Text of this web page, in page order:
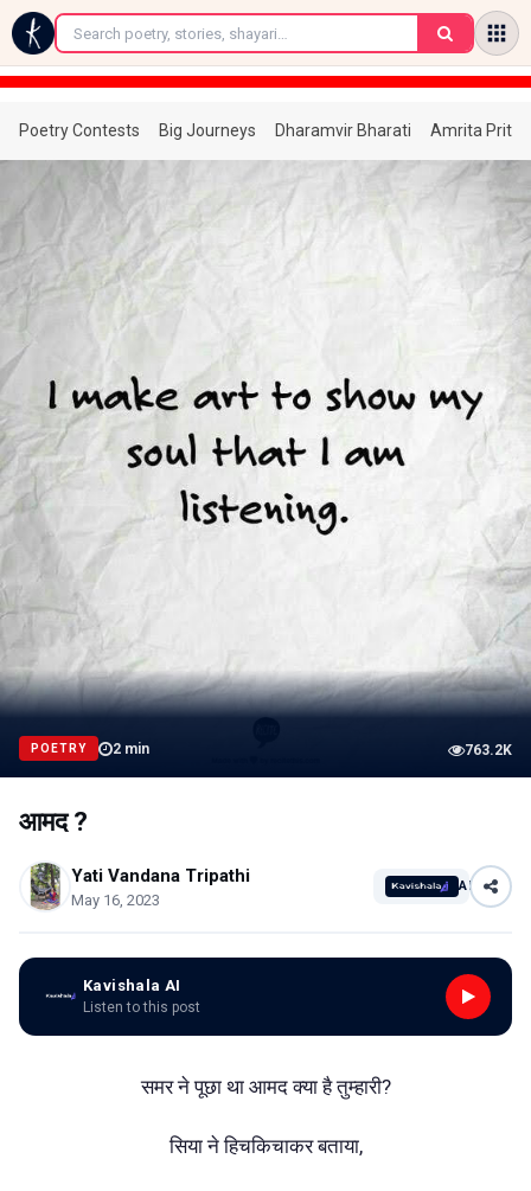
←
Poetry Contests Big Journeys Dharamvir Bharati Amrita
POETRY 2 min 763.2K
आमद ?
Yati Vandana Tripathi
May 16, 2023
AI
Kavishala AI
Listen to this post
समर ने पूछा था आमद क्या है तुम्हारी?
सिया ने हिचकिचाकर बताया,